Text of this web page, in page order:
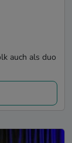
auch als duo